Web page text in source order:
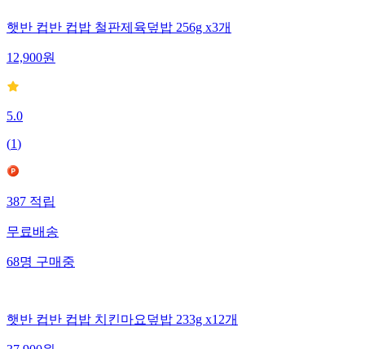
햇반 컵반 컵밥 철판제육덮밥 256g x3개
12,900원
5.0
(1)
387적립
무료배송
68명구매중
햇반 컵반 컵밥 치킨마요덮밥 233g x12개